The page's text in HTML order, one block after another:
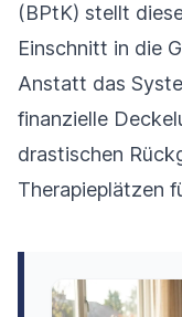
(BPtK) stellt
Einschnitt in die
Anstatt das
finanzielle
drastischen
Therapieplätzen